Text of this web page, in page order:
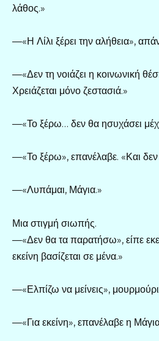
λάθος.»
—«Η Λίλι ξέρει την αλήθεια»,
—«Δεν τη νοιάζει η κοινωνική
Χρειάζεται μόνο ζεστασιά.»
—«Το ξέρω… δεν θα ησυχάσει
—«Το ξέρω», επανέλαβε. «Και δεν
—«Λυπάμαι, Μάγια.»
Μια στιγμή σιωπής.
—«Δεν θα τα παρατήσω», είπε
εκείνη βασίζεται σε μένα.»
—«Ελπίζω να μείνεις»,
—«Για εκείνη», επανέλαβε η